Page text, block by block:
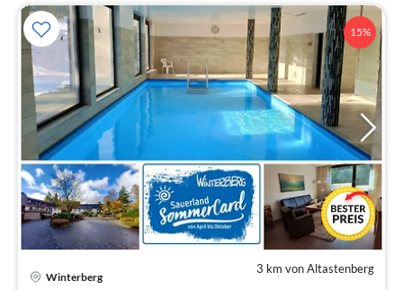
15%
3 km von Altastenberg
Winterberg